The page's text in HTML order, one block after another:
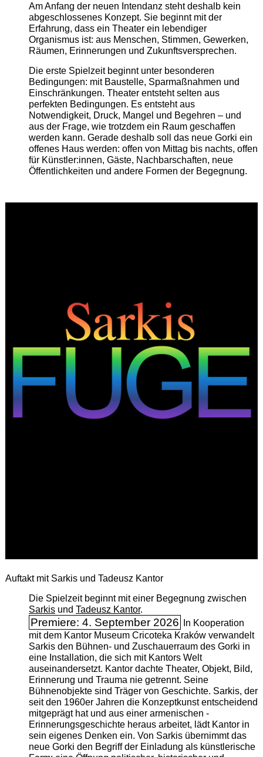
Am Anfang der neuen Intendanz steht deshalb kein
abgeschlossenes Konzept. Sie beginnt mit der
Erfahrung, dass ein Theater ein lebendiger
Organismus ist: aus Menschen, Stimmen, Gewerken,
Räumen, Erinnerungen und Zukunftsversprechen.
Die erste Spielzeit beginnt unter besonderen
Bedingungen: mit Baustelle, Sparmaßnahmen und
Einschränkungen. Theater entsteht selten aus
perfekten Bedingungen. Es entsteht aus
Notwendigkeit, Druck, Mangel und Begehren – und
aus der Frage, wie trotzdem ein Raum geschaffen
werden kann. Gerade deshalb soll das neue Gorki ein
offenes Haus werden: offen von Mittag bis nachts, offen
für Künstler:innen, Gäste, Nachbarschaften, neue
Öffentlichkeiten und andere Formen der Begegnung.
Auftakt mit Sarkis und Tadeusz Kantor
Die Spielzeit beginnt mit einer Begegnung zwischen
Sarkisund Tadeusz Kantor.
Premiere: 4. September 2026
In Kooperation
mit dem Kantor Museum Cricoteka Kraków verwandelt
Sarkis den Bühnen- und Zuschauerraum des Gorki in
eine Installation, die sich mit Kantors Welt
auseinandersetzt. Kantor dachte Theater, Objekt, Bild,
Erinnerung und Trauma nie getrennt. Seine
Bühnenobjekte sind Träger von Geschichte. Sarkis, der
seit den 1960er Jahren die Konzeptkunst entscheidend
mitgeprägt hat und aus einer armenischen ­
Erinnerungsgeschichte heraus arbeitet, lädt Kantor in
sein eigenes Denken ein. Von Sarkis übernimmt das
neue Gorki den Begriff der Einladung als künstlerische